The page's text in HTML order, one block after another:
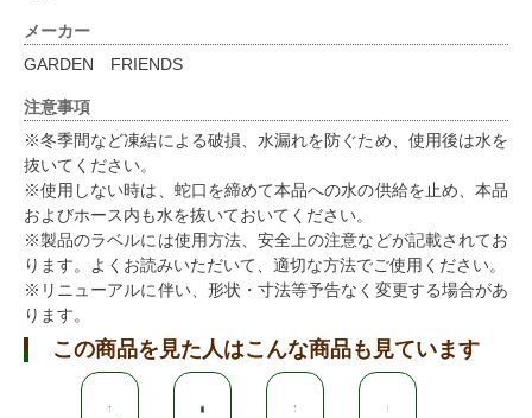
メーカー
GARDEN FRIENDS
注意事項
※冬季間など凍結による破損、水漏れを防ぐため、使用後は水を
抜いてください。
※使用しない時は、蛇口を締めて本品への水の供給を止め、本品
およびホース内も水を抜いておいてください。
※製品のラベルには使用方法、安全上の注意などが記載されてお
ります。よくお読みいただいて、適切な方法でご使用ください。
※リニューアルに伴い、形状・寸法等予告なく変更する場合があ
ります。
この商品を見た人はこんな商品も見ています